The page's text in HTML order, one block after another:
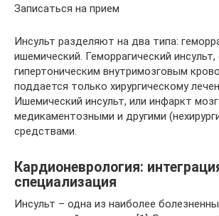
Записаться на прием
Инсульт разделяют на два типа:
ишемический. Геморрагический
гипертоническим внутримозговым
поддается только хирургическому
Ишемический инсульт, или инфаркт
медикаментозными и другими
средствами.
Кардионеврология:
специализация
Инсульт – одна из наиболее